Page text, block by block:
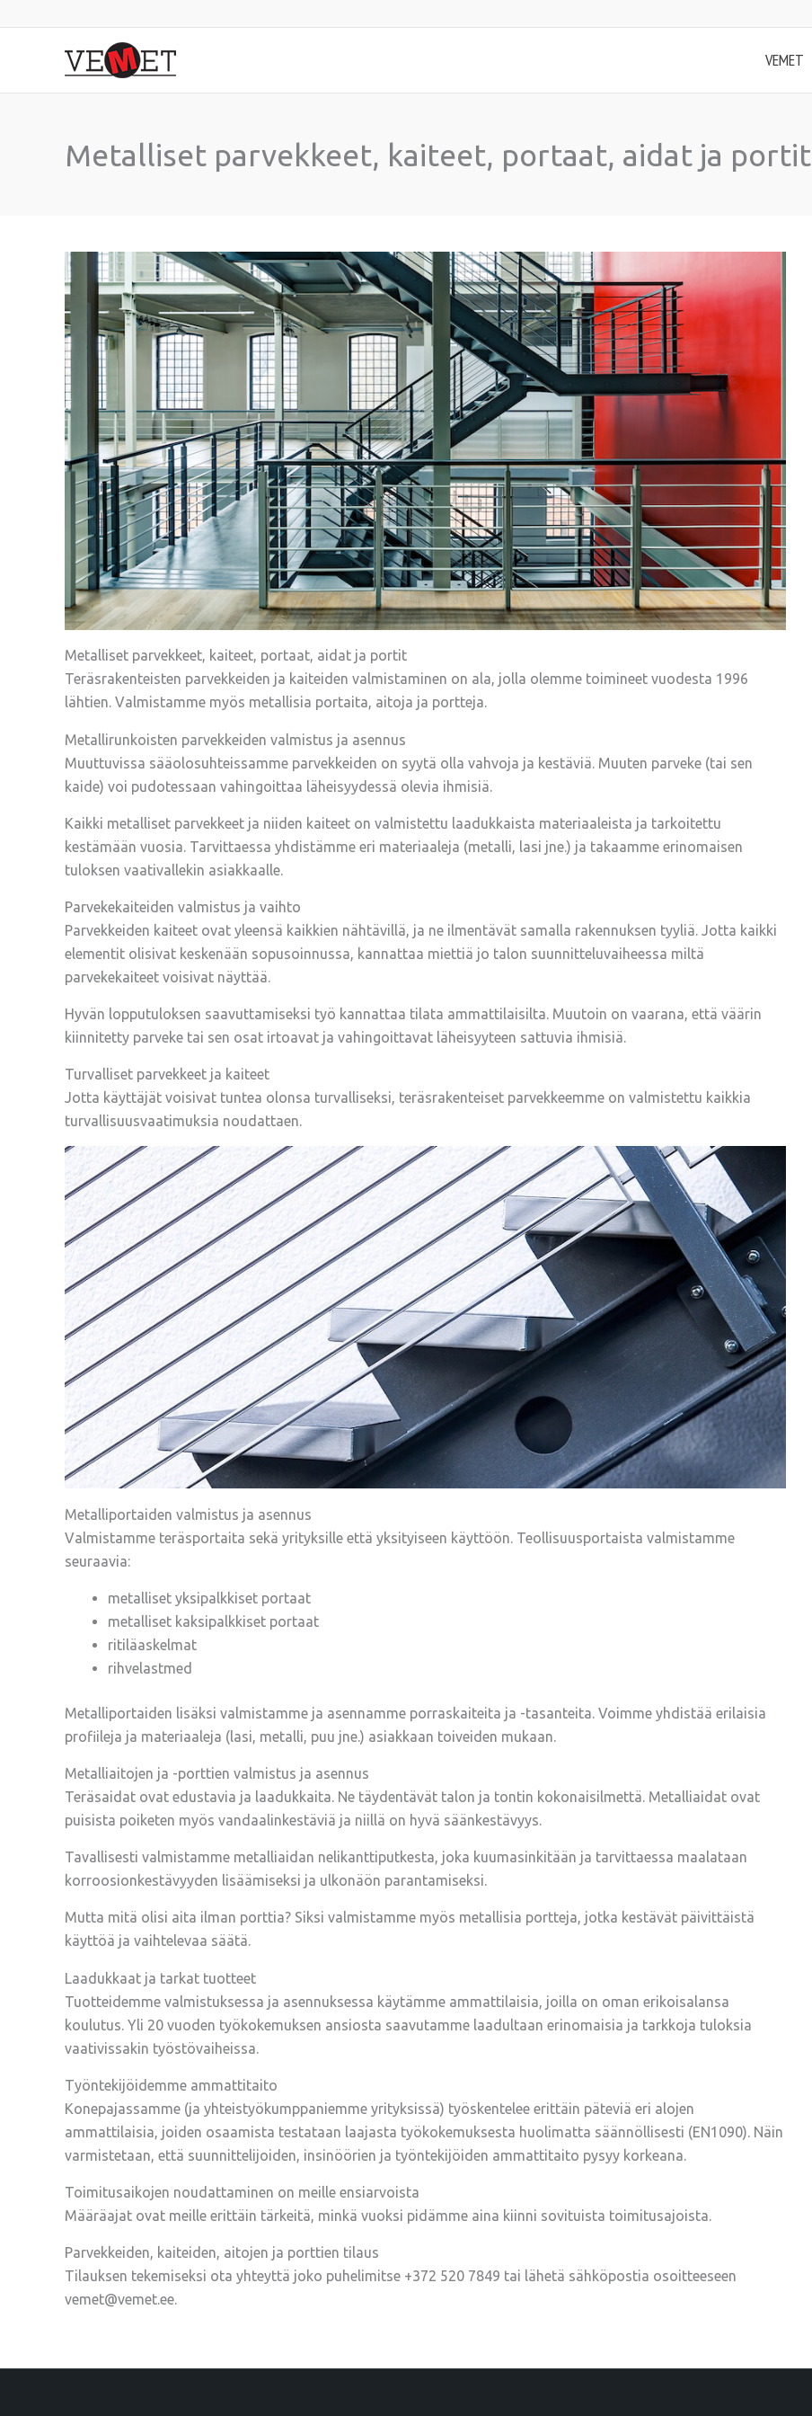
VEMET
Metalliset parvekkeet, kaiteet, portaat, aidat ja portit
Metalliset parvekkeet, kaiteet, portaat, aidat ja portit
Teräsrakenteisten parvekkeiden ja kaiteiden valmistaminen on ala, jolla olemme toimineet vuodesta 1996
lähtien. Valmistamme myös metallisia portaita, aitoja ja portteja.
Metallirunkoisten parvekkeiden valmistus ja asennus
Muuttuvissa sääolosuhteissamme parvekkeiden on syytä olla vahvoja ja kestäviä. Muuten parveke (tai sen
kaide) voi pudotessaan vahingoittaa läheisyydessä olevia ihmisiä.
Kaikki metalliset parvekkeet ja niiden kaiteet on valmistettu laadukkaista materiaaleista ja tarkoitettu
kestämään vuosia. Tarvittaessa yhdistämme eri materiaaleja (metalli, lasi jne.) ja takaamme erinomaisen
tuloksen vaativallekin asiakkaalle.
Parvekekaiteiden valmistus ja vaihto
Parvekkeiden kaiteet ovat yleensä kaikkien nähtävillä, ja ne ilmentävät samalla rakennuksen tyyliä. Jotta kaikki
elementit olisivat keskenään sopusoinnussa, kannattaa miettiä jo talon suunnitteluvaiheessa miltä
parvekekaiteet voisivat näyttää.
Hyvän lopputuloksen saavuttamiseksi työ kannattaa tilata ammattilaisilta. Muutoin on vaarana, että väärin
kiinnitetty parveke tai sen osat irtoavat ja vahingoittavat läheisyyteen sattuvia ihmisiä.
Turvalliset parvekkeet ja kaiteet
Jotta käyttäjät voisivat tuntea olonsa turvalliseksi, teräsrakenteiset parvekkeemme on valmistettu kaikkia
turvallisuusvaatimuksia noudattaen.
Metalliportaiden valmistus ja asennus
Valmistamme teräsportaita sekä yrityksille että yksityiseen käyttöön. Teollisuusportaista valmistamme
seuraavia:
metalliset yksipalkkiset portaat
metalliset kaksipalkkiset portaat
ritiläaskelmat
rihvelastmed
Metalliportaiden lisäksi valmistamme ja asennamme porraskaiteita ja -tasanteita. Voimme yhdistää erilaisia ​​
profiileja ja materiaaleja (lasi, metalli, puu jne.) asiakkaan toiveiden mukaan.
Metalliaitojen ja -porttien valmistus ja asennus
Teräsaidat ovat edustavia ja laadukkaita. Ne täydentävät talon ja tontin kokonaisilmettä. Metalliaidat ovat
puisista poiketen myös vandaalinkestäviä ja niillä on hyvä säänkestävyys.
Tavallisesti valmistamme metalliaidan nelikanttiputkesta, joka kuumasinkitään ja tarvittaessa maalataan
korroosionkestävyyden lisäämiseksi ja ulkonäön parantamiseksi.
Mutta mitä olisi aita ilman porttia? Siksi valmistamme myös metallisia portteja, jotka kestävät päivittäistä
käyttöä ja vaihtelevaa säätä.
Laadukkaat ja tarkat tuotteet
Tuotteidemme valmistuksessa ja asennuksessa käytämme ammattilaisia, joilla on oman erikoisalansa
koulutus. Yli 20 vuoden työkokemuksen ansiosta saavutamme laadultaan erinomaisia ja tarkkoja tuloksia
vaativissakin työstövaiheissa.
Työntekijöidemme ammattitaito
Konepajassamme (ja yhteistyökumppaniemme yrityksissä) työskentelee erittäin päteviä eri alojen
ammattilaisia, joiden osaamista testataan laajasta työkokemuksesta ​​huolimatta säännöllisesti (EN1090). Näin
varmistetaan, että suunnittelijoiden, insinöörien ja työntekijöiden ammattitaito pysyy korkeana.
Toimitusaikojen noudattaminen on meille ensiarvoista
Määräajat ovat meille erittäin tärkeitä, minkä vuoksi pidämme aina kiinni sovituista toimitusajoista.
Parvekkeiden, kaiteiden, aitojen ja porttien tilaus
Tilauksen tekemiseksi ota yhteyttä joko puhelimitse +372 520 7849 tai lähetä sähköpostia osoitteeseen
vemet@vemet.ee.